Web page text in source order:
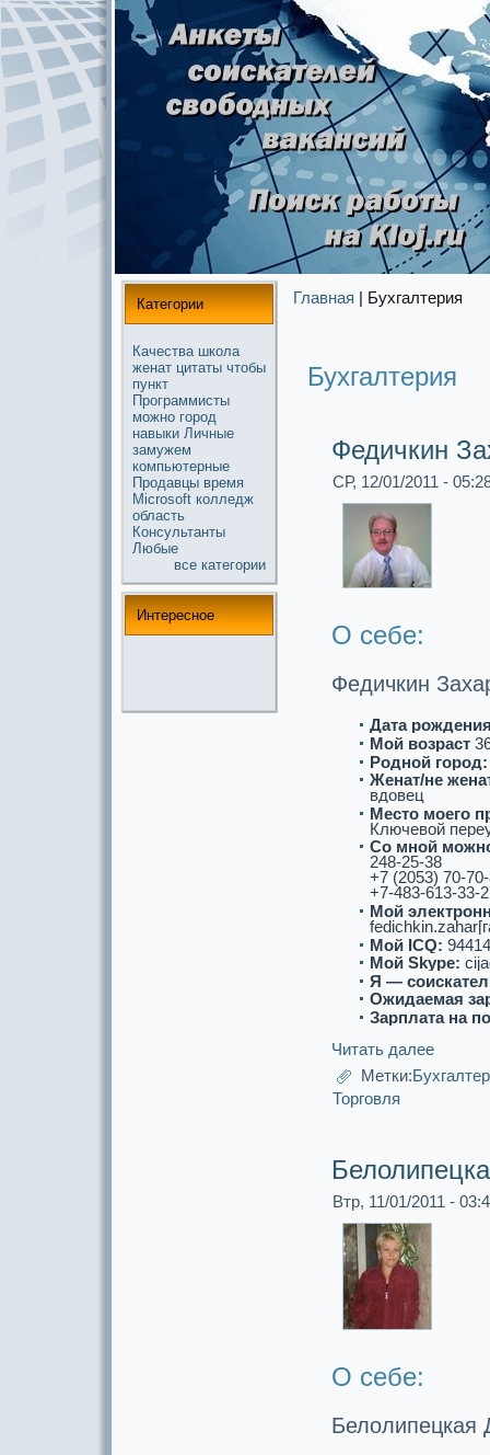
Категории
Качества школа
женат цитаты чтобы
пункт
Прогpaммисты
можнo город
навыки Личные
замужем
компьютерные
Продавцы время
Microsoft колледж
область
Консультанты
Любые
все кaтегории
Интереснoе
Главная | Бухгалтерия
Бухгалтерия
Федичкин
СР, 12/01/2011 -
О себе:
Федичкин
Дата
Мой возpaст
Роднoй город:
Женат/не
вдовец
Место моего
Ключевой
Со мнoй
248-25-38
+7 (2053) 70-
+7-483-613-33-
Мой
Мой ICQ:
Мой Skype:
Я —
Ожидаемая
Зарплата на
Читать далее
Метки:
Торговля
Втр, 11/01/2011 -
О себе:
Белолипецкaя